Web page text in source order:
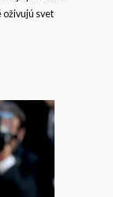
oživujú svet